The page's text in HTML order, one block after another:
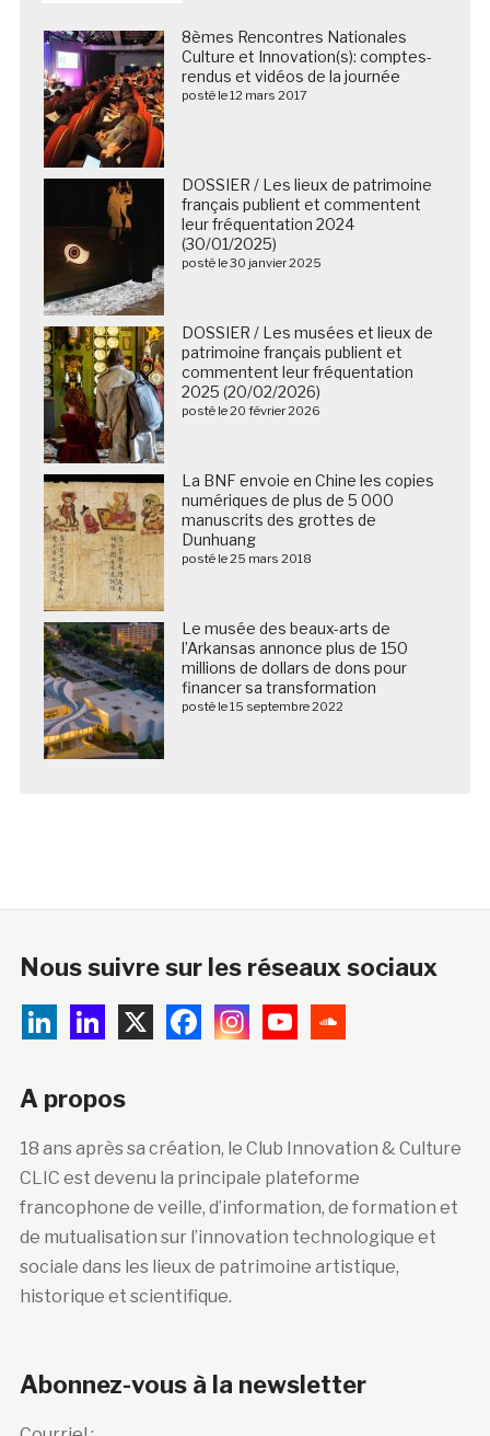
8èmes Rencontres Nationales
Culture et Innovation(s): comptes-
rendus et vidéos de la journée
posté le 12 mars 2017
DOSSIER / Les lieux de patrimoine
français publient et commentent
leur fréquentation 2024
(30/01/2025)
posté le 30 janvier 2025
DOSSIER / Les musées et lieux de
patrimoine français publient et
commentent leur fréquentation
2025 (20/02/2026)
posté le 20 février 2026
La BNF envoie en Chine les copies
numériques de plus de 5 000
manuscrits des grottes de
Dunhuang
posté le 25 mars 2018
Le musée des beaux-arts de
l’Arkansas annonce plus de 150
millions de dollars de dons pour
financer sa transformation
posté le 15 septembre 2022
Nous suivre sur les réseaux sociaux
A propos
18 ans après sa création, le Club Innovation & Culture
CLIC est devenu la principale plateforme
francophone de veille, d’information, de formation et
de mutualisation sur l’innovation technologique et
sociale dans les lieux de patrimoine artistique,
historique et scientifique.
Abonnez-vous à la newsletter